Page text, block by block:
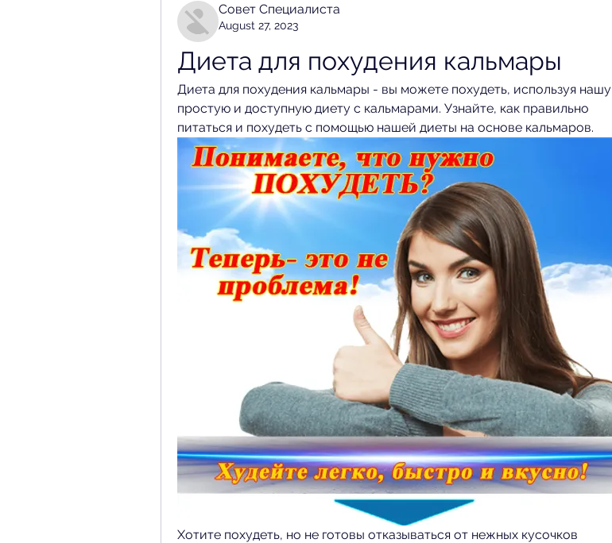
Совет Специалиста
August 27, 2023
Диета для похудения кальмары
Диета для похудения кальмары - вы можете похудеть, используя нашу
простую и доступную диету с кальмарами. Узнайте, как правильно
питаться и похудеть с помощью нашей диеты на основе кальмаров.
Хотите похудеть, но не готовы отказываться от нежных кусочков